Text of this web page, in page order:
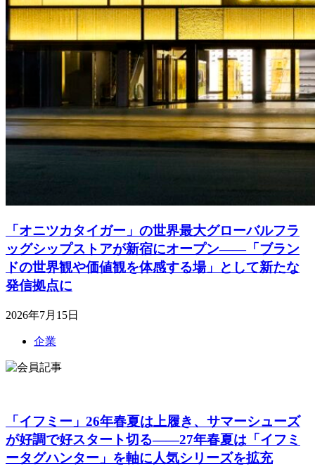
「オニツカタイガー」の世界最大グローバルフラ
ッグシップストアが新宿にオープン――「ブラン
ドの世界観や価値観を体感する場」として新たな
発信拠点に
2026年7月15日
企業
「イフミー」26年春夏は上履き、サマーシューズ
が好調で好スタート切る――27年春夏は「イフミ
ータグハンター」を軸に人気シリーズを拡充